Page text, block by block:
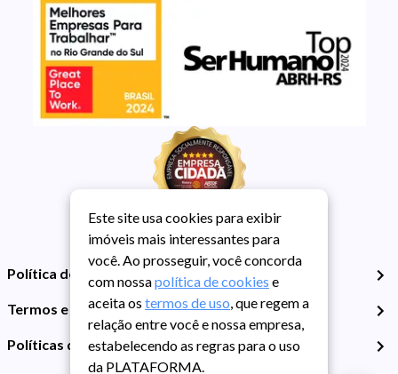
Política de Privacidade
Termos e Condições de Uso
Políticas de Cookies
Este site usa cookies para exibir
imóveis mais interessantes para
você. Ao prosseguir, você concorda
com nossapolítica de cookies e
aceita os termos de uso, que regem a
relação entre você e nossa empresa,
estabelecendo as regras para o uso
da PLATAFORMA.